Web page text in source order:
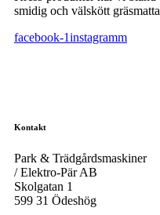
smidig och välskött
facebook-1instagramm
Kontakt
Park & Trädgårdsmaskiner
/ Elektro-Pär AB
Skolgatan 1
599 31 Ödeshög